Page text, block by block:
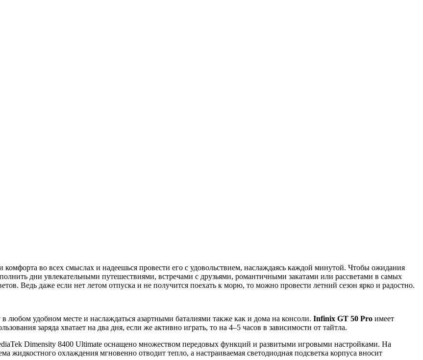
комфорта во всех смыслах и надеешься провести его с удовольствием, наслаждаясь каждой минутой. Чтобы ожидания
дни увлекательными путешествиями, встречами с друзьями, романтичными закатами или рассветами в самых
Ведь даже если нет летом отпуска и не получится поехать к морю, то можно провести летний сезон ярко и радостно.
любом удобном месте и наслаждаться азартными баталиями также как и дома на консоли. Infinix GT 50 Pro имеет
заряда хватает на два дня, если же активно играть, то на 4–5 часов в зависимости от тайтла.
Dimensity 8400 Ultimate оснащено множеством передовых функций и развитыми игровыми настройками. На
жидкостного охлаждения мгновенно отводит тепло, а настраиваемая светодиодная подсветка корпуса вносит